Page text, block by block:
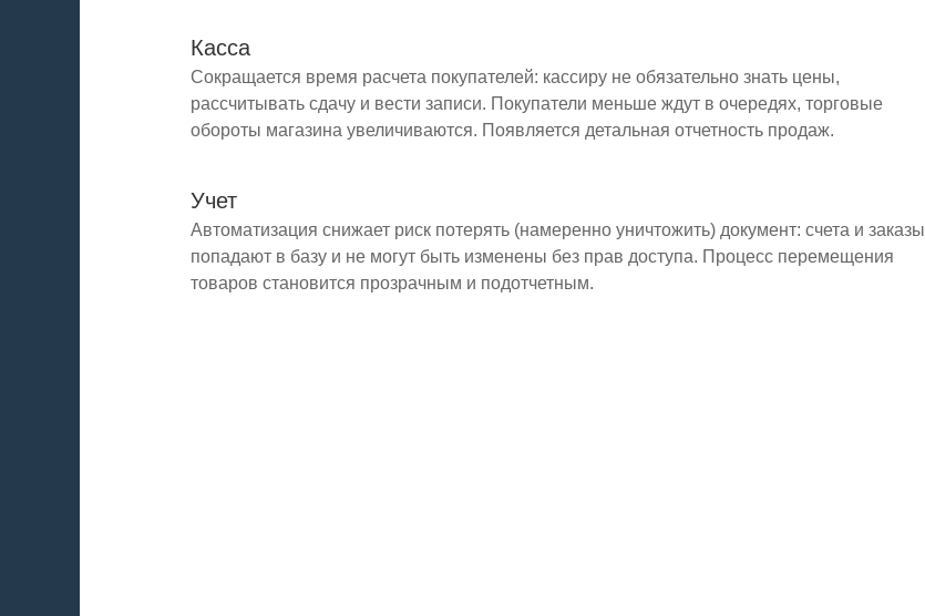
Касса
Сокращается время расчета покупателей: кассиру не обязательно знать цены,
рассчитывать сдачу и вести записи. Покупатели меньше ждут в очередях, торговые
обороты магазина увеличиваются. Появляется детальная отчетность продаж.
Учет
Автоматизация снижает риск потерять (намеренно уничтожить) документ: счета и заказы
попадают в базу и не могут быть изменены без прав доступа. Процесс перемещения
товаров становится прозрачным и подотчетным.